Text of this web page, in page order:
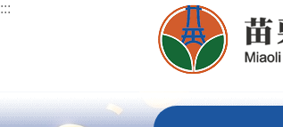
跳到主要內容區塊
:::